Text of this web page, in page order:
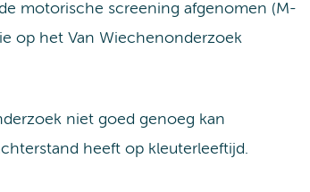
motorische screening afgenomen (M-
op het Van Wiechenonderzoek
niet goed genoeg kan
heeft op kleuterleeftijd.